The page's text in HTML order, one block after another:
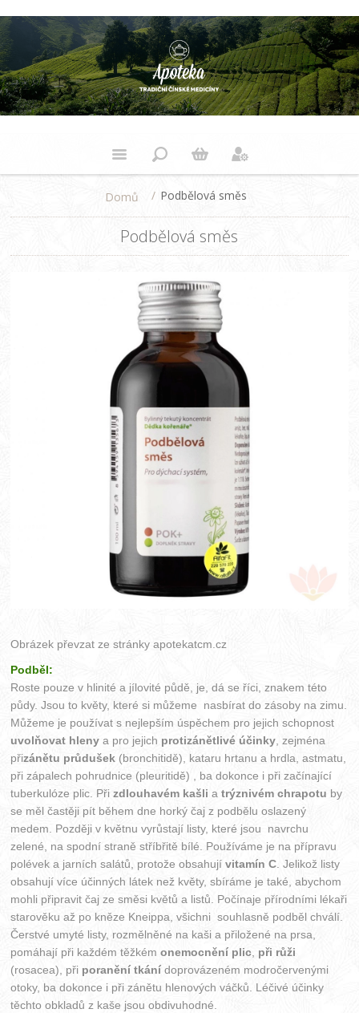
Domů / Podbělová směs
Podbělová směs
Obrázek převzat ze stránkyapotekatcm.cz
Podběl:
Roste pouze v hlinité a jílovité půdě, je, dá se říci, znakem této
půdy. Jsou to květy, které si můžeme nasbírat do zásoby na zimu.
Můžeme je používat s nejlepším úspěchem pro jejich schopnost
uvolňovat hleny a pro jejich protizánětlivé účinky , zejména
přizánětu průdušek (bronchitidě), kataru hrtanu a hrdla, astmatu,
při zápalech pohrudnice (pleuritidě) , ba dokonce i při začínající
tuberkulóze plic. Přizdlouhavém kašli atrýznivém chrapotu by
se měl častěji pít během dne horký čaj z podbělu oslazený
medem. Později v květnu vyrůstají listy, které jsou navrchu
zelené, na spodní straně stříbřitě bílé. Používáme je na přípravu
polévek a jarních salátů, protože obsahujívitamín C . Jelikož listy
obsahují více účinných látek než květy, sbíráme je také, abychom
mohli připravit čaj ze směsi květů a listů. Počínaje přírodními lékaři
starověku až po kněze Kneippa, všichni souhlasně podběl chválí.
Čerstvé umyté listy, rozmělněné na kaši a přiložené na prsa,
pomáhají při každém těžkémonemocnění plic při růži
(rosacea), při poranění tkání doprovázeném modročervenými
otoky, ba dokonce i při zánětu hlenových váčků. Léčivé účinky
těchto obkladů z kaše jsou obdivuhodné.